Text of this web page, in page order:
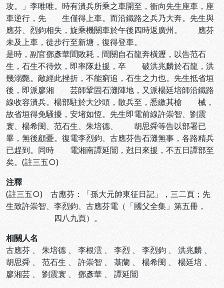
攻。」李唯唯。時有潰兵所乘之車開至，衝向先生座車，座
車逆行，先 生僅得上車。而沿鐵路之兵乃大奔。先生與
應芬、烈鈞相失，旋乘機關車於午後四時返廣州。 應芬
未及上車，徒步行至新塘，復得登車。
是時，副官鄧彥華聞敗耗，間關自石龍奔橫瀝，以告范石
生，石生不待炊，即率隊赴援，卒 破洪兆麟於石龍，洪
幾溺斃。敵經此挫折，不能窮追，石生之力也。先生抵省垣
後，即派廖湘 芸師鞏固石灘陣地，又派楊廷培師沿鐵路
線收容潰兵。楊部駐於大沙頭，散兵至，悉繳其槍 械，
故省垣得免騷擾，安堵如恆。先生即電前線許崇智、劉震
寰、楊希閔、范石生、朱培德、 胡思舜等告以部署已
畢，無後顧憂。復電李烈鈞、古應芬告石灘無事，各路精兵
已趕到。同時 電湘南譚延闓，尅日來援，不五日譚部至
矣。(註三五○)
注釋
(註三五○) 古應芬：「孫大元帥東征日記」，三二頁；先
生致許崇智、李烈鈞、古應芬電（「國父全集」第五冊，
四八九頁）。
相關人名
古應芬 、 朱培德 、 李根澐 、 李烈 、 李烈鈞 、 洪兆麟 、
胡思舜 、 范石生 、 許崇智 、 菉蘭 、 楊希閔 、 楊廷培 、
廖湘芸 、 劉震寰 、 鄧彥華 、 譚延闓